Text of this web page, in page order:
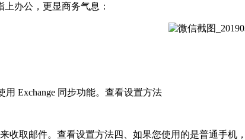
上办公，更显商务气息：
Exchange 同步功能。查看设置方法
收取邮件。查看设置方法四、如果您使用的是普通手机